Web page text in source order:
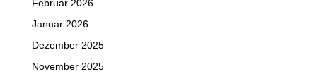
Februar 2026
Januar 2026
Dezember 2025
November 2025